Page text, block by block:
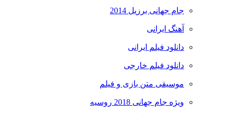
جام جهانی برزیل 2014
آهنگ ایرانی
دانلود فیلم ایرانی
دانلود فیلم خارجی
موسیقی متن بازی و فیلم
ویژه جام جهانی 2018 روسیه